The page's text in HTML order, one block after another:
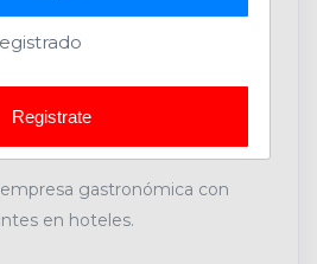
gastronómica con
en hoteles.
Registrate